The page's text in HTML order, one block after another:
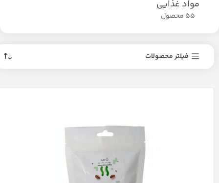
مواد غذایی
55 محصول
فیلتر محصولات